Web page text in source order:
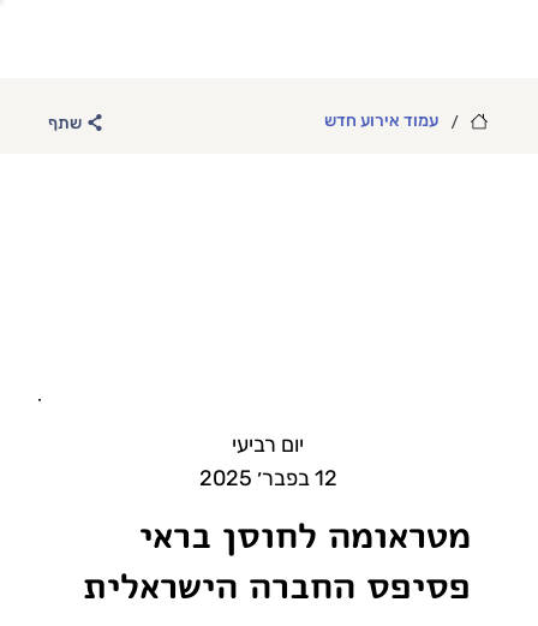
/ עמוד אירוע חדש שתף
יום רביעי
12 בפבר׳ 2025
מטראומה לחוסן בראי
פסיפס החברה הישראלית